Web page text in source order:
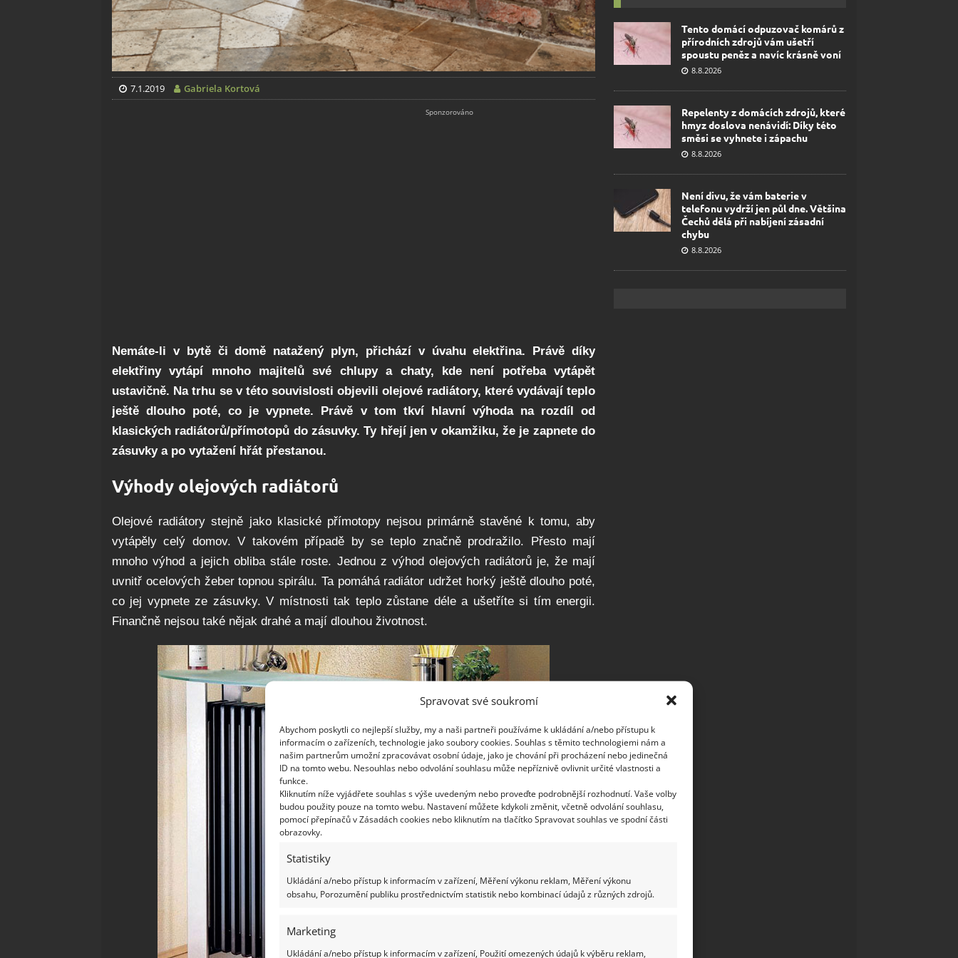
Spravovat své soukromí
Abychom poskytli co nejlepší služby, my a naši partneři používáme k ukládání a/nebo přístupu k
informacím o zařízeních, technologie jako soubory cookies. Souhlas s těmito technologiemi nám a
našim partnerům umožní zpracovávat osobní údaje, jako je chování při procházení nebo jedinečná
ID na tomto webu. Nesouhlas nebo odvolání souhlasu může nepříznivě ovlivnit určité vlastnosti a
funkce.
Kliknutím níže vyjádřete souhlas s výše uvedeným nebo proveďte podrobnější rozhodnutí. Vaše volby
budou použity pouze na tomto webu. Nastavení můžete kdykoli změnit, včetně odvolání souhlasu,
pomocí přepínačů v Zásadách cookies nebo kliknutím na tlačítko Spravovat souhlas ve spodní části
obrazovky.
Statistiky
Ukládání a/nebo přístup k informacím v zařízení, Měření výkonu reklam, Měření výkonu
obsahu, Porozumění publiku prostřednictvím statistik nebo kombinací údajů z různých zdrojů.
Marketing
Ukládání a/nebo přístup k informacím v zařízení, Použití omezených údajů k výběru reklam,
7.1.2019 Gabriela Kortová
Nemáte-li v bytě či domě natažený plyn, přichází v úvahu elektřina. Právě díky
elektřiny vytápí mnoho majitelů své chlupy a chaty, kde není potřeba vytápět
ustavičně. Na trhu se v této souvislosti objevili olejové radiátory, které vydávají teplo
ještě dlouho poté, co je vypnete. Právě v tom tkví hlavní výhoda na rozdíl od
klasických radiátorů/přímotopů do zásuvky. Ty hřejí jen v okamžiku, že je zapnete do
zásuvky a po vytažení hřát přestanou.
Výhody olejových radiátorů
Olejové radiátory stejně jako klasické přímotopy nejsou primárně stavěné k tomu, aby
vytápěly celý domov. V takovém případě by se teplo značně prodražilo. Přesto mají
mnoho výhod a jejich obliba stále roste. Jednou z výhod olejových radiátorů je, že mají
uvnitř ocelových žeber topnou spirálu. Ta pomáhá radiátor udržet horký ještě dlouho poté,
co jej vypnete ze zásuvky. V místnosti tak teplo zůstane déle a ušetříte si tím energii.
Finančně nejsou také nějak drahé a mají dlouhou životnost.
Tento domácí odpuzovač komárů z
přírodních zdrojů vám ušetří
spoustu peněz a navíc krásně voní
8.8.2026
Repelenty z domácích zdrojů, které
hmyz doslova nenávidí: Díky této
směsi se vyhnete i zápachu
8.8.2026
Není divu, že vám baterie v
telefonu vydrží jen půl dne. Většina
Čechů dělá při nabíjení zásadní
chybu
8.8.2026